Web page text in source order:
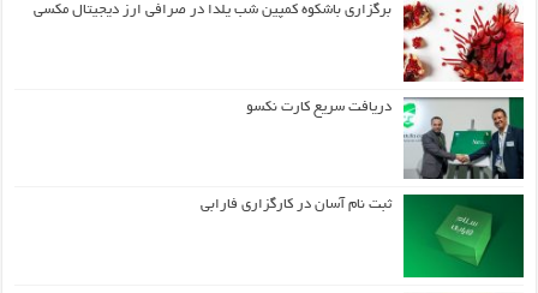
برگزاری باشکوه کمپین شب یلدا در صرافی ارز دیجیتال مکسی
دریافت سریع کارت نکسو
ثبت نام آسان در کارگزاری فارابی